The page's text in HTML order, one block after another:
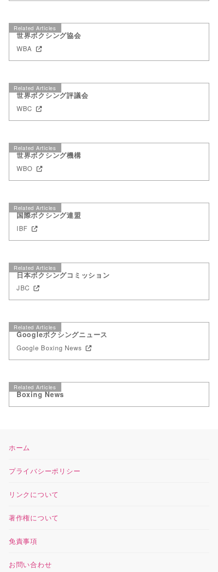
Related Articles
世界ボクシング協会
WBA
Related Articles
世界ボクシング評議会
WBC
Related Articles
世界ボクシング機構
WBO
Related Articles
国際ボクシング連盟
IBF
Related Articles
日本ボクシングコミッション
JBC
Related Articles
Googleボクシングニュース
Google Boxing News
Related Articles
Boxing News
ホーム
プライバシーポリシー
リンクについて
著作権について
免責事項
お問い合わせ